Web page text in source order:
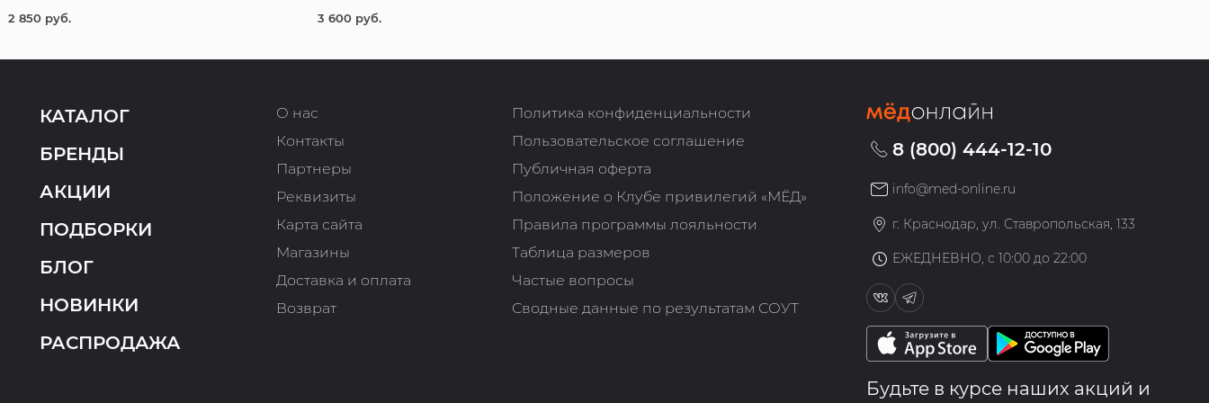
2 850 руб. 3 600 руб.
КАТАЛОГ
БРЕНДЫ
АКЦИИ
ПОДБОРКИ
БЛОГ
НОВИНКИ
РАСПРОДАЖА
О нас
Контакты
Партнеры
Реквизиты
Карта сайта
Магазины
Доставка и оплата
Возврат
Политика конфиденциальности
Пользовательское соглашение
Публичная оферта
Положение о Клубе привилегий «МЁД»
Правила программы лояльности
Таблица размеров
Частые вопросы
Сводные данные по результатам СОУТ
8 (800) 444-12-10
info@med-online.ru
г. Краснодар, ул. Ставропольская, 133
ЕЖЕДНЕВНО, с 10:00 до 22:00
Будьте в курсе наших акций и